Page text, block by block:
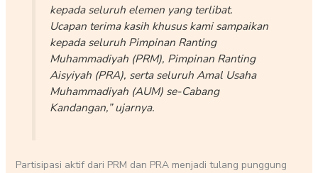
kepada seluruh elemen yang terlibat.
Ucapan terima kasih khusus kami sampaikan
kepada seluruh Pimpinan Ranting
Muhammadiyah (PRM), Pimpinan Ranting
Aisyiyah (PRA), serta seluruh Amal Usaha
Muhammadiyah (AUM) se-Cabang
Kandangan,” ujarnya.
Partisipasi aktif dari PRM dan PRA menjadi tulang punggung